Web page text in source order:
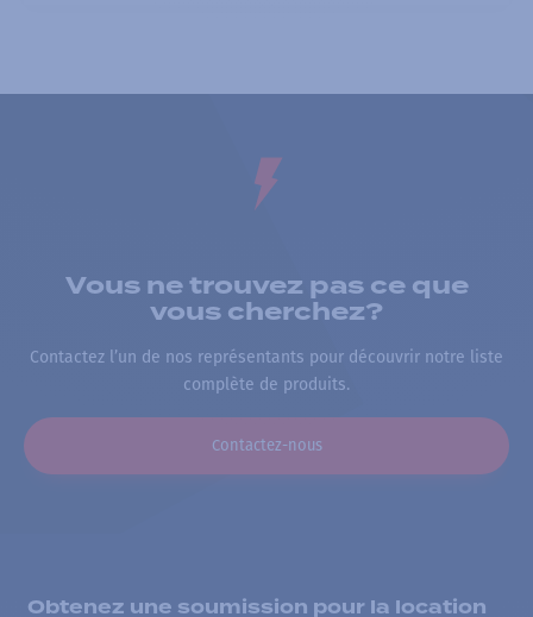
Vous ne trouvez pas ce que
vous cherchez?
Contactez l’un de nos représentants pour découvrir notre liste
complète de produits.
Contactez-nous
Obtenez une soumission pour la location